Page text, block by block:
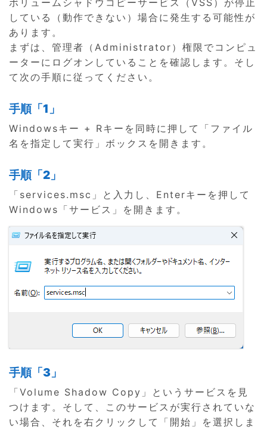
ボリュームシャドウコピーサービス（VSS）が停止
している（動作できない）場合に発生する可能性が
あります。
まずは、管理者（Administrator）権限でコンピュ
ーターにログオンしていることを確認します。そし
て次の手順に従ってください。
手順「1」
Windowsキー + Rキーを同時に押して「ファイル
名を指定して実行」ボックスを開きます。
手順「2」
「services.msc」と入力し、Enterキーを押して
Windows「サービス」を開きます。
手順「3」
「Volume Shadow Copy」というサービスを見
つけます。そして、このサービスが実行されていな
い場合、それを右クリックして「開始」を選択しま